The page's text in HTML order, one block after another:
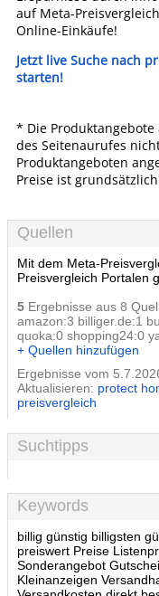
auf Meta-
Online-Einkäufe!
Jetzt live Suche nach
starten!
* Die
des Seitenaurufes
Produktangeboten
Preise ist
Quellen
Mit dem Meta-
Preisvergleich Portalen
5 Ergebnisse aus 8
amazon:3 billiger.de:1
quoka:0 shopping24:0
+ Quellen hinzufügen
Ergebnisse vom
Aktualisieren: protect
preisvergleich
Suchtipps
Keywords
billig günstig billigsten
preiswert Preise
Sonderangebot
Kleinanzeigen